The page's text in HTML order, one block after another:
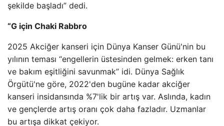
şekilde başladı” dedi.
“G için Chaki Rabbro
2025 Akciğer kanseri için Dünya Kanser Günü'nin bu
yılının teması “engellerin üstesinden gelmek: erken tanı
ve bakım eşitliğini savunmak” idi. Dünya Sağlık
Örgütü'ne göre, 2022'den bugüne kadar akciğer
kanseri insidansında %7'lik bir artış var. Aslında, kadın
ve gençlerde artış oranı çok daha fazladır. Uzmanlar
bu artışa dikkat çekiyor.